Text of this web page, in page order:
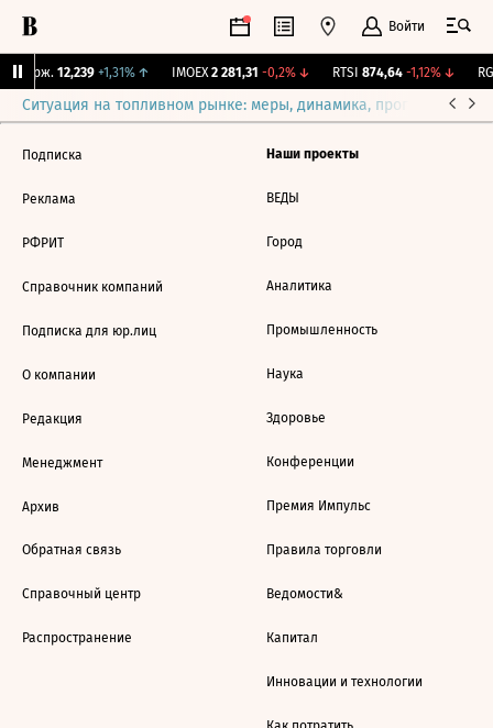
Войти
Бирж. 12,239 +1,31%↑ IMOEX 2 281,31 -0,2%↓ RTSI 874,64 -1,12%↓
Ситуация на топливном рынке: меры, динамика, прогнозы
Подписка
Реклама
РФРИТ
Справочник компаний
Подписка для юр.лиц
О компании
Редакция
Менеджмент
Архив
Обратная связь
Справочный центр
Распространение
Наши проекты
ВЕДЫ
Город
Аналитика
Промышленность
Наука
Здоровье
Конференции
Премия Импульс
Правила торговли
Ведомости&
Капитал
Инновации и технологии